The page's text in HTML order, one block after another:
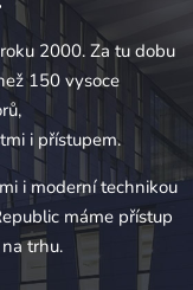
2000. Za tu dobu
150 vysoce
i přístupem.
i moderní technikou
máme přístup
trhu.